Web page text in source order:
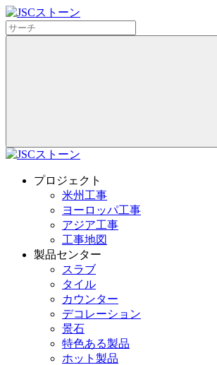
プロジェクト
米州工事
ヨーロッパ工事
アジア工事
工事地図
製品センター
スラブ
タイル
カウンター
デコレーション
景石
特色ある製品
ホット製品